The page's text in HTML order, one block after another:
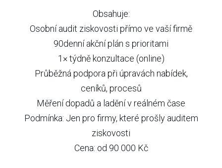
Obsahuje:
Osobní audit ziskovosti přímo ve vaší firmě
90denní akční plán s prioritami
1× týdně konzultace (online)
Průběžná podpora při úpravách nabídek,
ceníků, procesů
Měření dopadů a ladění v reálném čase
Podmínka: Jen pro firmy, které prošly auditem
ziskovosti
Cena: od 90 000 Kč